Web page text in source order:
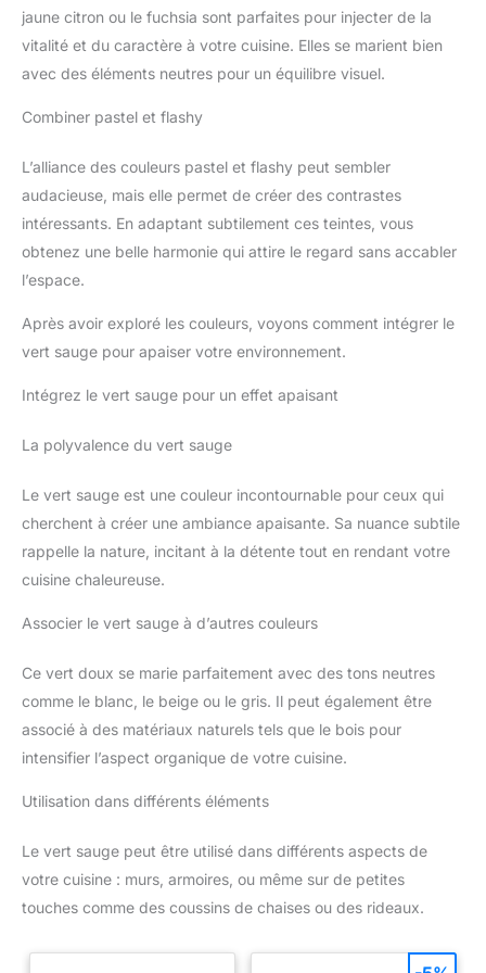
jaune citron ou le fuchsia sont parfaites pour injecter de la
vitalité et du caractère à votre cuisine. Elles se marient bien
avec des éléments neutres pour un équilibre visuel.
Combiner pastel et flashy
L’alliance des couleurs pastel et flashy peut sembler
audacieuse, mais elle permet de créer des contrastes
intéressants. En adaptant subtilement ces teintes, vous
obtenez une belle harmonie qui attire le regard sans accabler
l’espace.
Après avoir exploré les couleurs, voyons comment intégrer le
vert sauge pour apaiser votre environnement.
Intégrez le vert sauge pour un effet apaisant
La polyvalence du vert sauge
Le vert sauge est une couleur incontournable pour ceux qui
cherchent à créer une ambiance apaisante. Sa nuance subtile
rappelle la nature, incitant à la détente tout en rendant votre
cuisine chaleureuse.
Associer le vert sauge à d’autres couleurs
Ce vert doux se marie parfaitement avec des tons neutres
comme le blanc, le beige ou le gris. Il peut également être
associé à des matériaux naturels tels que le bois pour
intensifier l’aspect organique de votre cuisine.
Utilisation dans différents éléments
Le vert sauge peut être utilisé dans différents aspects de
votre cuisine : murs, armoires, ou même sur de petites
touches comme des coussins de chaises ou des rideaux.